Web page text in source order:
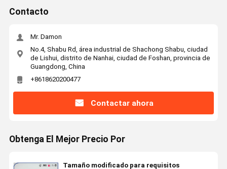
Contacto
Mr. Damon
No.4, Shabu Rd, área industrial de Shachong Shabu, ciudad
de Lishui, distrito de Nanhai, ciudad de Foshan, provincia de
Guangdong, China
+8618620200477
Contactar ahora
Obtenga El Mejor Precio Por
Tamaño modificado para requisitos